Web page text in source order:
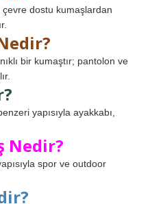
dostu kumaşlardan
bir kumaştır; pantolon ve
yapısıyla ayakkabı,
Nedir?
spor ve outdoor